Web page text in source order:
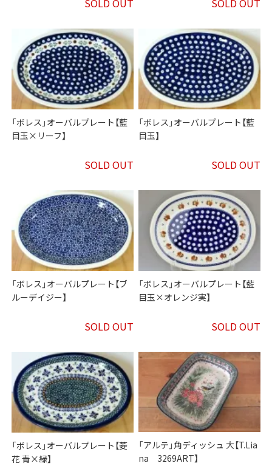
SOLD OUT SOLD OUT
「ボレス」オーバルプレート【藍
目玉×リーフ】
SOLD OUT
「ボレス」オーバルプレート【藍
目玉】
SOLD OUT
「ボレス」オーバルプレート【ブ
ルーデイジー】
SOLD OUT
「ボレス」オーバルプレート【藍
目玉×オレンジ実】
SOLD OUT
「ボレス」オーバルプレート【菱
花 青×緑】
「アルテ」角ディッシュ 大【T.Lia
na 3269ART】